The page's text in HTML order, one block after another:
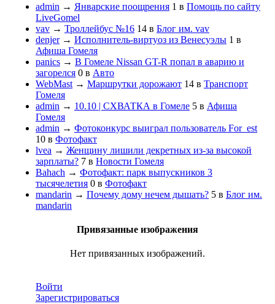
admin → Январские поощрения 1 в Помощь по сайту
LiveGomel
vav → Троллейбус №16 14 в Блог им. vav
denjer→ Исполнитель-виртуоз из Венесуэлы 1 в
Афиша Гомеля
panics → В Гомеле Nissan GT-R попал в аварию и
загорелся 0 в Авто
WebMast → Маршрутки дорожают 14 в Транспорт
Гомеля
admin → 10.10 | СХВАТКА в Гомеле 5 в Афиша
Гомеля
admin → Фотоконкурс выиграл пользователь For_est
10 в Фотофакт
lvea → Женщину лишили декретных из-за высокой
зарплаты? 7 в Новости Гомеля
Bahach → Фотофакт: парк выпускников 3
тысячелетия 0 в Фотофакт
mandarin → Почему дому нечем дышать? 5 в Блог им.
mandarin
Привязанные изображения
Нет привязанных изображений.
Войти
Зарегистрироваться